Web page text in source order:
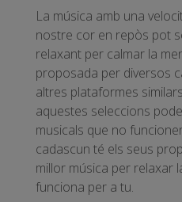
La música amb una
nostre cor en repòs pot
relaxant per calmar la
proposada per diversos
altres plataformes
aquestes seleccions
musicals que no
cadascun té els seus
millor música per relaxar
funciona per a tu.